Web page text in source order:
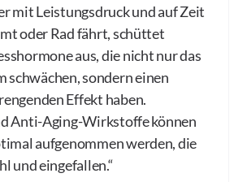
mit Leistungsdruck und auf Zeit
oder Rad fährt, schüttet
aus, die nicht nur das
schwächen, sondern einen
Effekt haben.
Anti-Aging-Wirkstoffe können
aufgenommen werden, die
und eingefallen.“